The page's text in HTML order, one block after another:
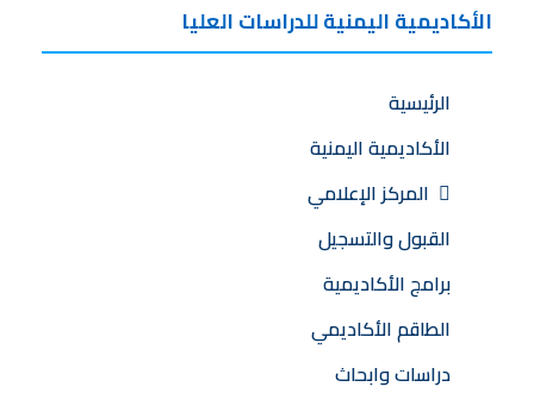
الأكاديمية اليمنية للدراسات العليا
الرئيسية
الأكاديمية اليمنية
المركز الإعلامي
القبول والتسجيل
برامج الأكاديمية
الطاقم الأكاديمي
دراسات وابحاث